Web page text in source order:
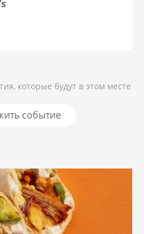
которые будут в этом месте
событие